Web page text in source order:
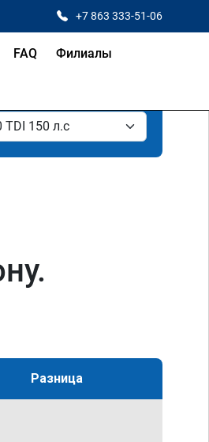
+7 863 333-51-06
FAQ Филиалы
Разница